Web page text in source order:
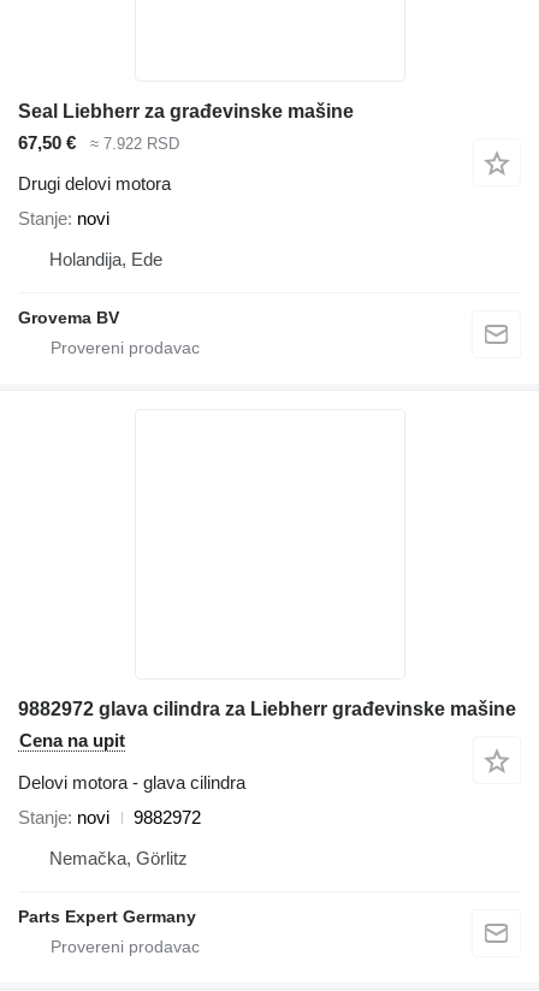
Seal Liebherr za građevinske mašine
67,50 €
≈ 7.922 RSD
Drugi delovi motora
Stanje novi
Holandija, Ede
Grovema BV
9882972 glava cilindra za Liebherr građevinske mašine
Cena na upit
Delovi motora - glava cilindra
Stanje novi
9882972
Nemačka, Görlitz
Parts Expert Germany